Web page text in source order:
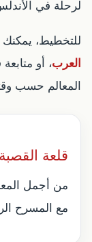
لرحلة في
للتخطيط، يمكنك
العرب، أو متابعة
المعالم حسب
قلعة
من أجمل
مع المسرح